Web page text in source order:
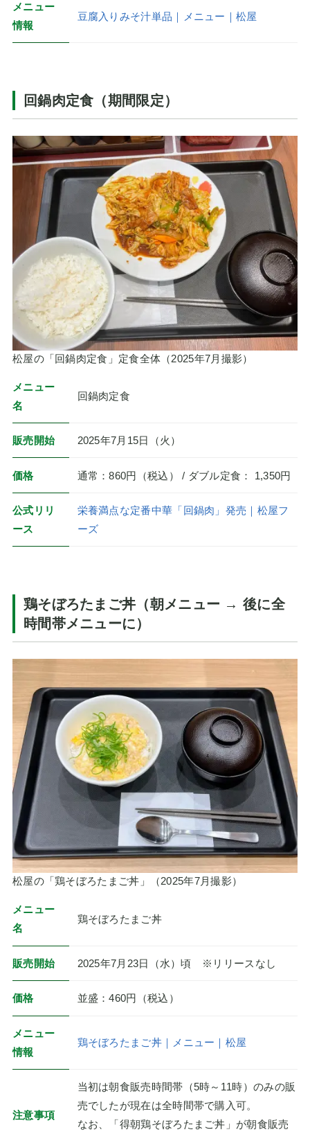
メニュー
情報
豆腐入りみそ汁単品｜メニュー｜松屋
回鍋肉定食（期間限定）
松屋の「回鍋肉定食」定食全体（2025年7月撮影）
メニュー
名
回鍋肉定食
販売開始 2025年7月15日（火）
価格 通常：860円（税込） / ダブル定食： 1,350円
公式リリ
ース
栄養満点な定番中華「回鍋肉」発売｜松屋フ
ーズ
鶏そぼろたまご丼（朝メニュー → 後に全
時間帯メニューに）
松屋の「鶏そぼろたまご丼」（2025年7月撮影）
メニュー
名
鶏そぼろたまご丼
販売開始 2025年7月23日（水）頃 ※リリースなし
価格 並盛：460円（税込）
メニュー
情報
鶏そぼろたまご丼｜メニュー｜松屋
注意事項
当初は朝食販売時間帯（5時～11時）のみの販
売でしたが現在は全時間帯で購入可。
なお、「得朝鶏そぼろたまご丼」が朝食販売